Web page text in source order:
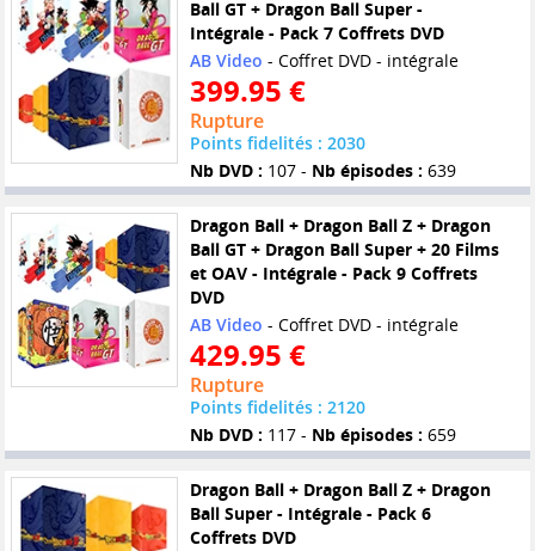
Ball GT + Dragon Ball Super -
Intégrale - Pack 7 Coffrets DVD
AB Video - Coffret DVD - intégrale
399.95 €
Rupture
Points fidelités : 2030
Nb DVD : 107 - Nb épisodes : 639
Dragon Ball + Dragon Ball Z + Dragon
Ball GT + Dragon Ball Super + 20 Films
et OAV - Intégrale - Pack 9 Coffrets
DVD
AB Video - Coffret DVD - intégrale
429.95 €
Rupture
Points fidelités : 2120
Nb DVD : 117 - Nb épisodes : 659
Dragon Ball + Dragon Ball Z + Dragon
Ball Super - Intégrale - Pack 6
Coffrets DVD